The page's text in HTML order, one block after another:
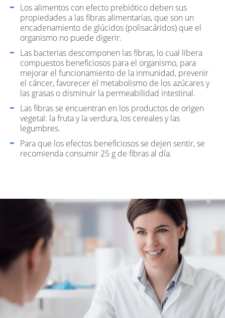
Los alimentos con efecto prebiótico deben sus
propiedades a las fibras alimentarias, que son un
encadenamiento de glúcidos (polisacáridos) que el
organismo no puede digerir.
Las bacterias descomponen las fibras, lo cual libera
compuestos beneficiosos para el organismo, para
mejorar el funcionamiento de la inmunidad, prevenir
el cáncer, favorecer el metabolismo de los azúcares y
las grasas o disminuir la permeabilidad intestinal.
Las fibras se encuentran en los productos de origen
vegetal: la fruta y la verdura, los cereales y las
legumbres.
Para que los efectos beneficiosos se dejen sentir, se
recomienda consumir 25 g de fibras al día.